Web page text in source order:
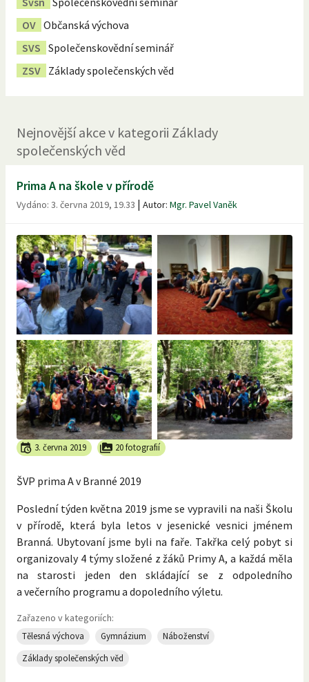
OV Občanská výchova
SVS Společenskovědní seminář
ZSV Základy společenských věd
Nejnovějšíakcev kategorii Základy
společenských věd
Prima A na škole v přírodě
Vydáno: 3. června 2019, 19.33 | Autor: Mgr. Pavel Vaněk
3. června 2019 20 fotografií
ŠVP prima A v Branné 2019
Poslední týden května 2019 jsme se vypravili na naši Školu
v přírodě, která byla letos v jesenické vesnici jménem
Branná. Ubytovaní jsme byli na faře. Takřka celý pobyt si
organizovaly 4 týmy složené z žáků Primy A, a každá měla
na starosti jeden den skládající se z odpoledního
a večerního programu a dopoledního výletu.
Zařazeno v kategoriích:
Tělesná výchova Gymnázium
Náboženství
Základy společenských věd